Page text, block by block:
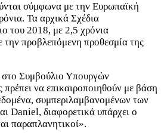
σύμφωνα με την Ευρωπαϊκή
Τα αρχικά Σχέδια
του 2018, με 2,5 χρόνια
προβλεπόμενη προθεσμία της
Συμβούλιο Υπουργών
να επικαιροποιηθούν με βάση
συμπεριλαμβανομένων των
Daniel, διαφορετικά υπάρχει ο
παραπλανητικοί».